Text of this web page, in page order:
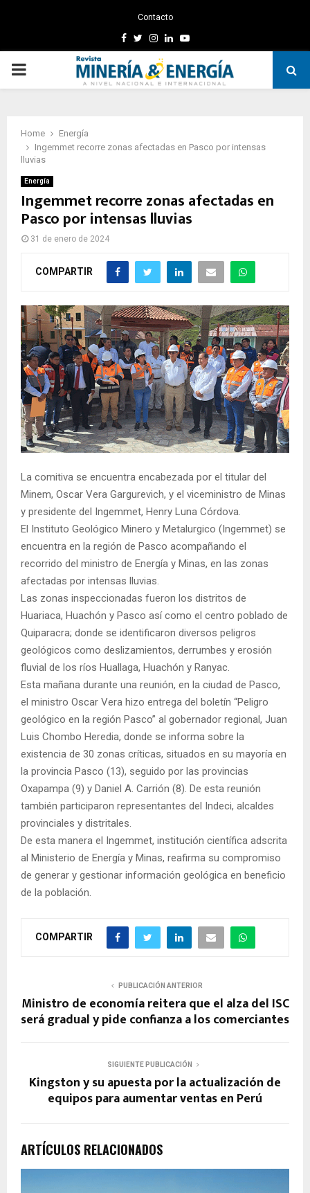
Contacto
Facebook
TwitterInstagram
LinkedinYoutube
PRIMARY
Home
Energía
Ingemmet recorre zonas afectadas en Pasco por intensas
lluvias
Energía
Ingemmet recorre zonas afectadas en
Pasco por intensas lluvias
31 de enero de 2024
COMPARTIR
La comitiva se encuentra encabezada por el titular del
Minem, Oscar Vera Gargurevich, y el viceministro de Minas
y presidente del Ingemmet, Henry Luna Córdova.
El Instituto Geológico Minero y Metalurgico (Ingemmet) se
encuentra en la región de Pasco acompañando el
recorrido del ministro de Energía y Minas, en las zonas
afectadas por intensas lluvias.
Las zonas inspeccionadas fueron los distritos de
Huariaca, Huachón y Pasco así como el centro poblado de
Quiparacra; donde se identificaron diversos peligros
geológicos como deslizamientos, derrumbes y erosión
fluvial de los ríos Huallaga, Huachón y Ranyac.
Esta mañana durante una reunión, en la ciudad de Pasco,
el ministro Oscar Vera hizo entrega del boletín “Peligro
geológico en la región Pasco” al gobernador regional, Juan
Luis Chombo Heredia, donde se informa sobre la
existencia de 30 zonas críticas, situados en su mayoría en
la provincia Pasco (13), seguido por las provincias
Oxapampa (9) y Daniel A. Carrión (8). De esta reunión
también participaron representantes del Indeci, alcaldes
provinciales y distritales.
De esta manera el Ingemmet, institución científica adscrita
al Ministerio de Energía y Minas, reafirma su compromiso
de generar y gestionar información geológica en beneficio
de la población.
COMPARTIR
PUBLICACIÓN ANTERIOR
Ministro de economía reitera que el alza del ISC
será gradual y pide confianza a los comerciantes
SIGUIENTE PUBLICACIÓN
Kingston y su apuesta por la actualización de
equipos para aumentar ventas en Perú
ARTÍCULOS RELACIONADOS